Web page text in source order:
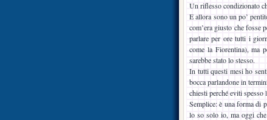
Un riflesso condizionato
E allora sono un po’
com’era giusto che fosse
parlare per ore tutti i
come la Fiorentina), ma
sarebbe stato lo stesso.
In tutti questi mesi ho
bocca parlandone in
chiesti perché eviti spesso
Semplice: è una forma di
lo so solo io, ma oggi